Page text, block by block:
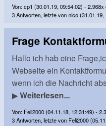
Von: cp1 (30.01.19, 09:54:02) - 2.968x
3 Antworten, letzte von nico (31.01.19,
Frage
Hallo ich hab eine
Webseite ein
wenn ich die Nachricht
▶Weiterlesen...
Von: Feli2000 (04.11.18, 12:31:49) -
3 Antworten, letzte von Feli2000